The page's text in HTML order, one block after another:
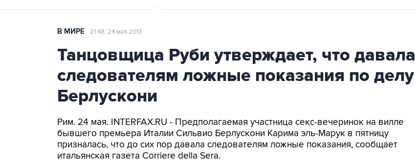
В МИРЕ 21:48, 24 мая 2013
Танцовщица Руби утверждает, что давала
следователям ложные показания по делу
Берлускони
Рим. 24 мая. INTERFAX.RU - Предполагаемая участница секс-вечеринок на вилле
бывшего премьера Италии Сильвио Берлускони Карима эль-Марук в пятницу
призналась, что до сих пор давала следователям ложные показания, сообщает
итальянская газета Corriere della Sera.